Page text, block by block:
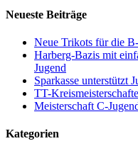
Neueste Beiträge
Neue Trikots für die
Harberg-Bazis mit
Jugend
Sparkasse unterstützt
TT-
Meisterschaft C-
Kategorien